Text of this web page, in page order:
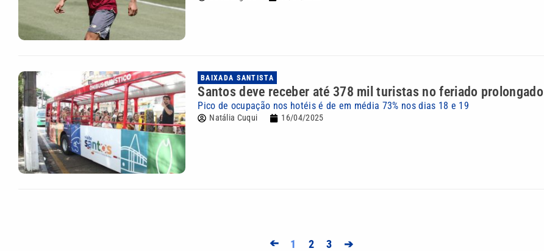
BAIXADA SANTISTA
Santos deve receber até 378 mil turistas no feriado prolongado
Pico de ocupação nos hotéis é de em média 73% nos dias 18 e 19
Natália Cuqui 16/04/2025
➔ 1 2 3 ➔